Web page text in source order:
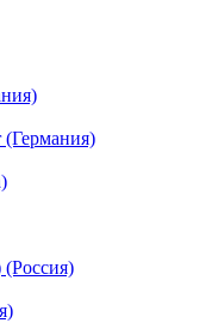
(Германия)